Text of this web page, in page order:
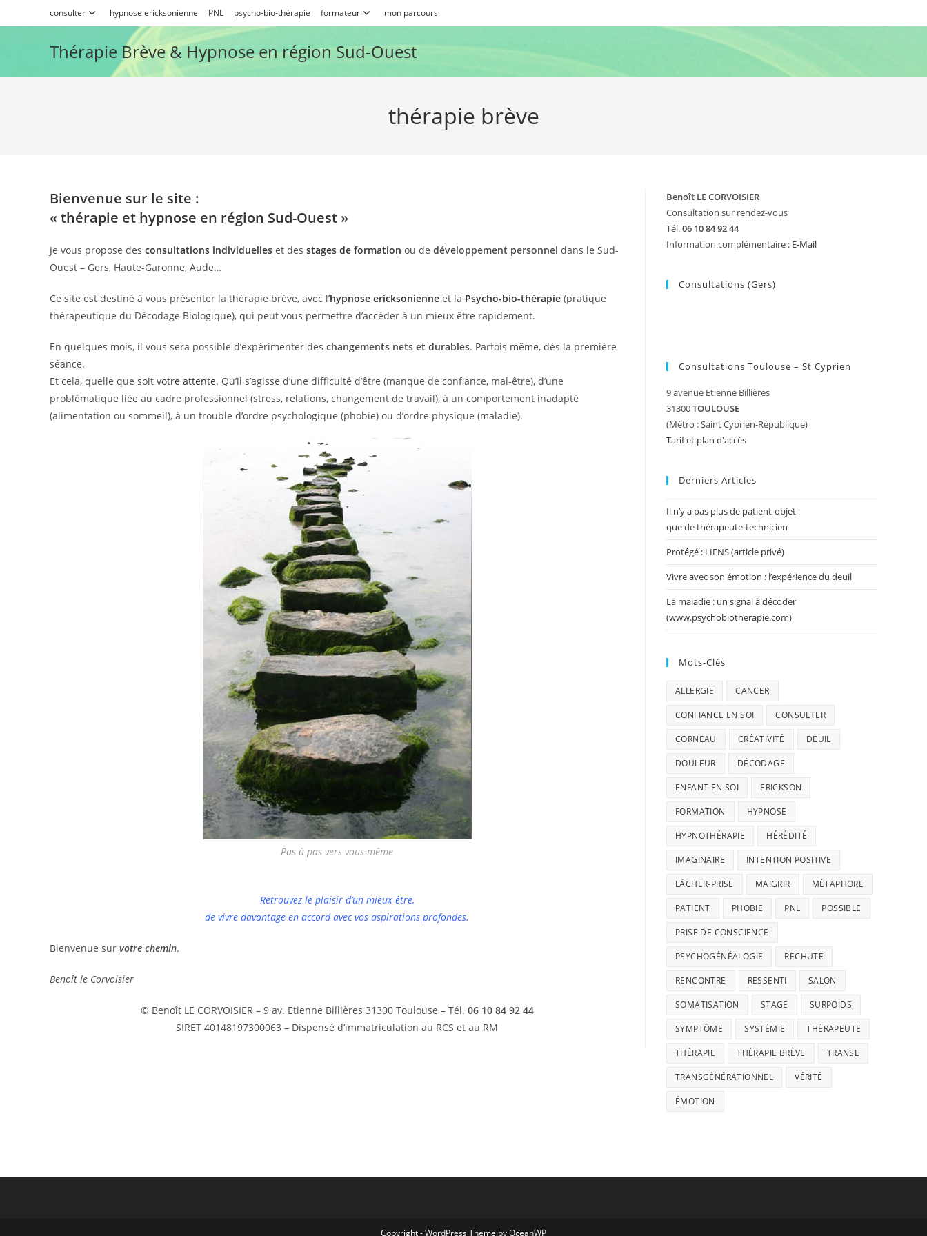
to
consulter hypnose ericksonienne PNL psycho-bio-thérapie formateur mon parcours
Thérapie Brève & Hypnose en région Sud-Ouest
thérapie brève
Bienvenue sur le site :
« thérapie et hypnose en région Sud-Ouest »
Je vous propose des consultations individuelles et des stages de formation ou de développement personnel dans le Sud-
Ouest – Gers, Haute-Garonne, Aude…
Ce site est destiné à vous présenter la thérapie brève, avec l’hypnose ericksonienne et la Psycho-bio-thérapie (pratique
thérapeutique du Décodage Biologique), qui peut vous permettre d’accéder à un mieux être rapidement.
En quelques mois, il vous sera possible d’expérimenter des changements nets et durables. Parfois même, dès la première
séance.
Et cela, quelle que soit votre attente. Qu’il s’agisse d’une difficulté d’être (manque de confiance, mal-être), d’une
problématique liée au cadre professionnel (stress, relations, changement de travail), à un comportement inadapté
(alimentation ou sommeil), à un trouble d’ordre psychologique (phobie) ou d’ordre physique (maladie).
Pas à pas vers vous-même
Retrouvez le plaisir d’un mieux-être,
de vivre davantage en accord avec vos aspirations profondes.
Bienvenue sur votre chemin.
Benoît le Corvoisier
© Benoît LE CORVOISIER – 9 av. Etienne Billières 31300 Toulouse – Tél. 06 10 84 92 44
SIRET 40148197300063 – Dispensé d’immatriculation au RCS et au RM
Benoît LE CORVOISIER
Consultation sur rendez-vous
Tél.06 10 84 92 44
Information complémentaire : E-Mail
Consultations (Gers)
Consultations Toulouse – St Cyprien
9 avenue Etienne Billières
31300TOULOUSE
(Métro : Saint Cyprien-République)
Tarif et plan d'accès
Derniers Articles
Il n’y a pas plus de patient-objet
que de thérapeute-technicien
Protégé : LIENS (article privé)
Vivre avec son émotion : l’expérience du deuil
La maladie : un signal à décoder
(www.psychobiotherapie.com)
Mots-Clés
ALLERGIE CANCER
CONFIANCE EN SOI CONSULTER
CORNEAU CRÉATIVITÉ DEUIL
DOULEUR DÉCODAGE
ENFANT EN SOI ERICKSON
FORMATION HYPNOSE
HYPNOTHÉRAPIE HÉRÉDITÉ
IMAGINAIRE INTENTION POSITIVE
LÂCHER-PRISE MAIGRIR MÉTAPHORE
PATIENT PHOBIE PNL POSSIBLE
PRISE DE CONSCIENCE
PSYCHOGÉNÉALOGIE RECHUTE
RENCONTRE RESSENTI SALON
SOMATISATION STAGE SURPOIDS
SYMPTÔME SYSTÉMIE THÉRAPEUTE
THÉRAPIE THÉRAPIE BRÈVE TRANSE
TRANSGÉNÉRATIONNEL VÉRITÉ
ÉMOTION
Copyright - WordPress Theme by OceanWP